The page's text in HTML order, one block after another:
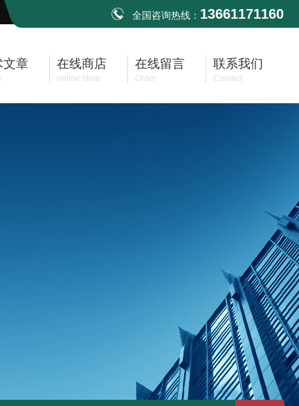
全国咨询热线： 13661171160
文章 在线商店
online store
在线留言
Order
联系我们
Contact